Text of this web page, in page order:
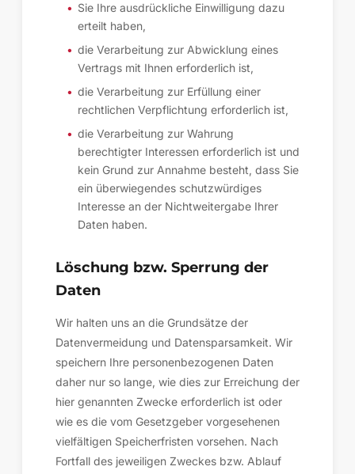
Sie Ihre ausdrückliche Einwilligung dazu
erteilt haben,
die Verarbeitung zur Abwicklung eines
Vertrags mit Ihnen erforderlich ist,
die Verarbeitung zur Erfüllung einer
rechtlichen Verpflichtung erforderlich ist,
die Verarbeitung zur Wahrung
berechtigter Interessen erforderlich ist und
kein Grund zur Annahme besteht, dass Sie
ein überwiegendes schutzwürdiges
Interesse an der Nichtweitergabe Ihrer
Daten haben.
Löschung bzw. Sperrung der
Daten
Wir halten uns an die Grundsätze der
Datenvermeidung und Datensparsamkeit. Wir
speichern Ihre personenbezogenen Daten
daher nur so lange, wie dies zur Erreichung der
hier genannten Zwecke erforderlich ist oder
wie es die vom Gesetzgeber vorgesehenen
vielfältigen Speicherfristen vorsehen. Nach
Fortfall des jeweiligen Zweckes bzw. Ablauf